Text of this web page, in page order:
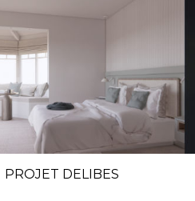
PROJET DELIBES